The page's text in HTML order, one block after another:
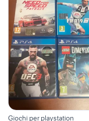
Giochi per playstation